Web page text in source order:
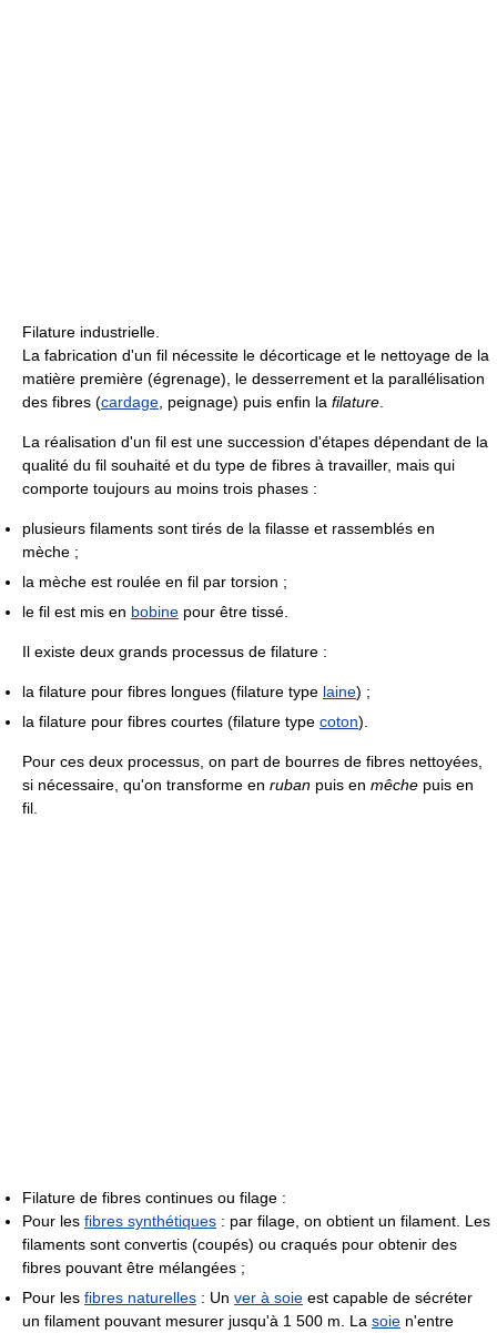
Filature industrielle.
La fabrication d'un fil nécessite le décorticage et le nettoyage de la
matière première (égrenage), le desserrement et la parallélisation
des fibres (cardage , peignage) puis enfin la filature
La réalisation d'un fil est une succession d'étapes dépendant de la
qualité du fil souhaité et du type de fibres à travailler, mais qui
comporte toujours au moins trois phases :
plusieurs filaments sont tirés de la filasse et rassemblés en
mèche ;
la mèche est roulée en fil par torsion ;
le fil est mis en bobine pour être tissé.
Il existe deux grands processus de filature :
la filature pour fibres longues (filature type laine) ;
la filature pour fibres courtes (filature type coton).
Pour ces deux processus, on part de bourres de fibres nettoyées,
si nécessaire, qu'on transforme en ruban puis en mêche puis en
fil.
Filature de fibres continues ou filage :
Pour les fibres synthétiques : par filage, on obtient un filament. Les
filaments sont convertis (coupés) ou craqués pour obtenir des
fibres pouvant être mélangées ;
Pour les fibres naturelles : Un ver à soie est capable de sécréter
un filament pouvant mesurer jusqu'à 1 500 m. La soie n'entre